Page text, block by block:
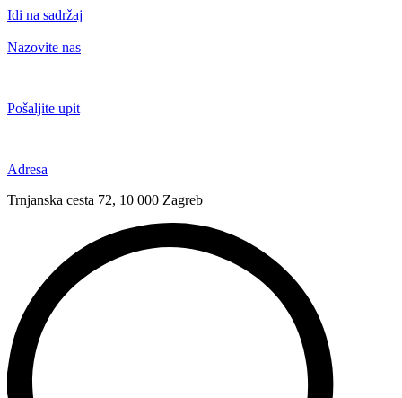
Idi na sadržaj
Nazovite nas
Pošaljite upit
Adresa
Trnjanska cesta 72, 10 000 Zagreb